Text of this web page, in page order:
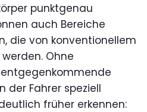
punktgenau
auch Bereiche
die von konventionellem
Ohne
der Fahrer speziell
früher erkennen: